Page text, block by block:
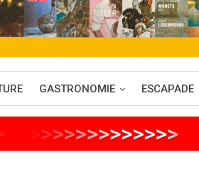
GASTRONOMIE ESCAPADE
>>>>>> >>>>>